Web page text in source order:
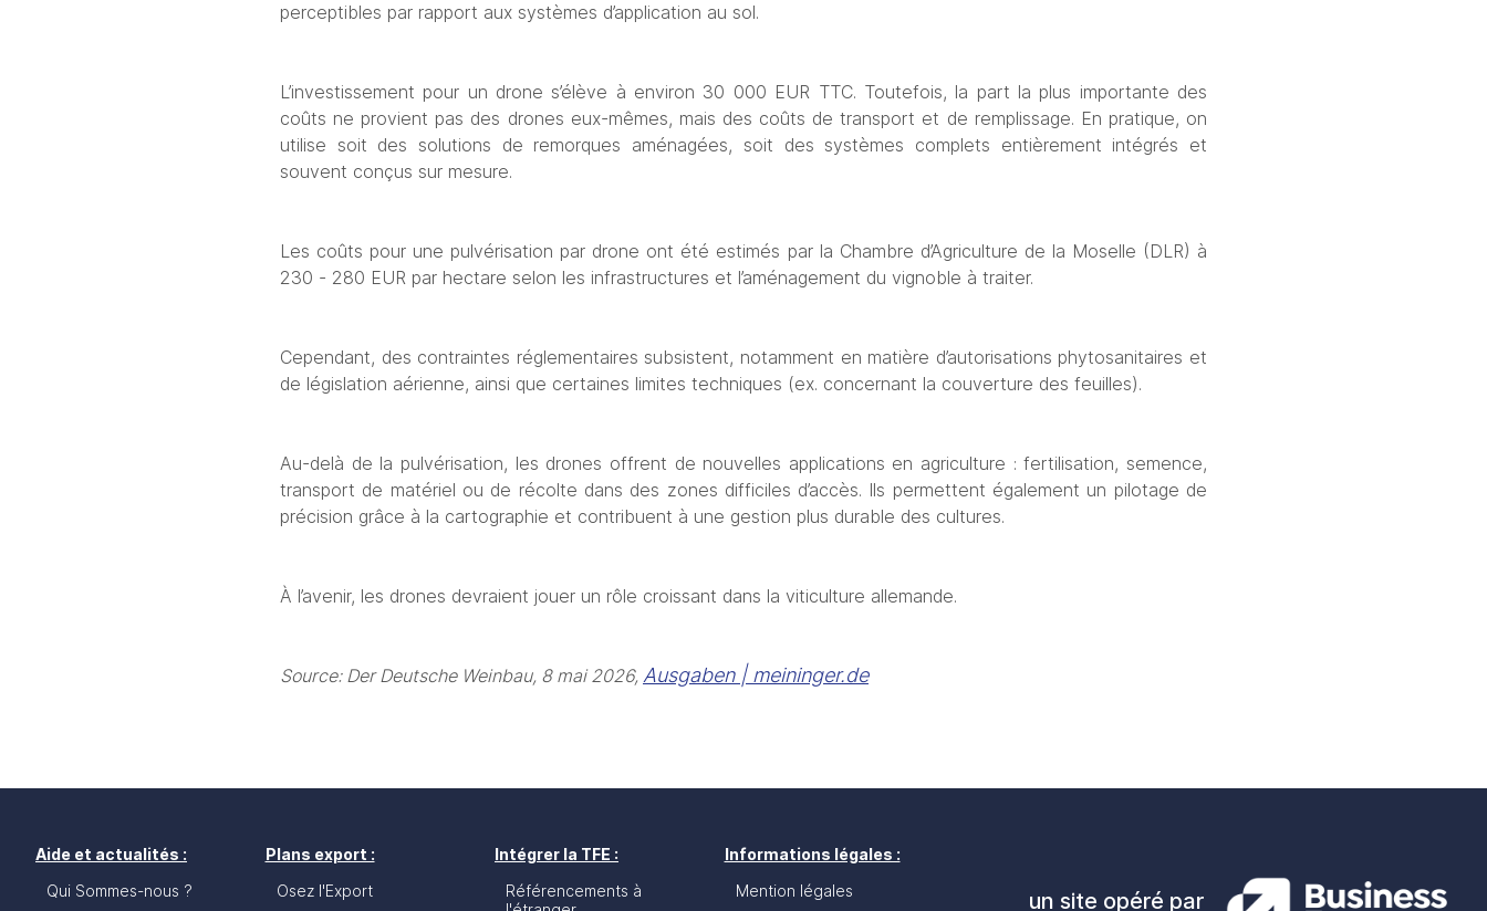
perceptibles par rapport aux systèmes d’application au sol.
L’investissement pour un drone s’élève à environ 30 000 EUR TTC. Toutefois, la part la plus importante des
coûts ne provient pas des drones eux-mêmes, mais des coûts de transport et de remplissage. En pratique, on
utilise soit des solutions de remorques aménagées, soit des systèmes complets entièrement intégrés et
souvent conçus sur mesure.
Les coûts pour une pulvérisation par drone ont été estimés par la Chambre d’Agriculture de la Moselle (DLR) à
230 - 280 EUR par hectare selon les infrastructures et l’aménagement du vignoble à traiter.
Cependant, des contraintes réglementaires subsistent, notamment en matière d’autorisations phytosanitaires et
de législation aérienne, ainsi que certaines limites techniques (ex. concernant la couverture des feuilles).
Au-delà de la pulvérisation, les drones offrent de nouvelles applications en agriculture : fertilisation, semence,
transport de matériel ou de récolte dans des zones difficiles d’accès. Ils permettent également un pilotage de
précision grâce à la cartographie et contribuent à une gestion plus durable des cultures.
À l’avenir, les drones devraient jouer un rôle croissant dans la viticulture allemande.
Source: Der Deutsche Weinbau, 8 mai 2026, Ausgaben | meininger.de
Aide et actualités :
Qui Sommes-nous ?
Plans export :
Osez l'Export
Intégrer la TFE :
Référencements à
Informations légales :
Mention légales
un site opéré par